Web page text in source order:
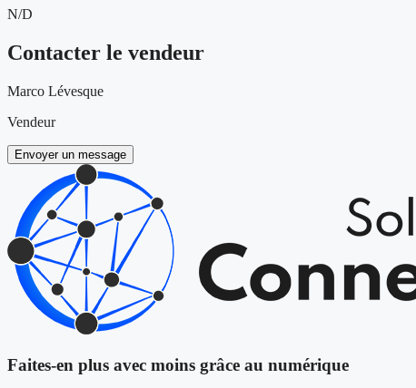
N/D
Contacter le vendeur
Marco Lévesque
Vendeur
Envoyer un message
Faites-en plus avec moins grâce au numérique